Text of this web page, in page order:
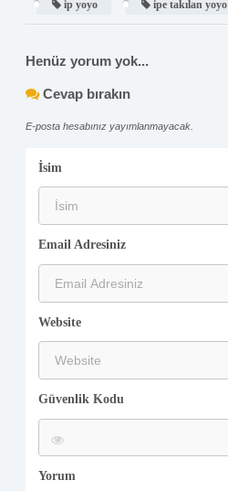
ip yoyo ipe takılan yoyo
Henüz yorum yok...
Cevap bırakın
E-posta hesabınız yayımlanmayacak.
İsim
Email Adresiniz
Website
Güvenlik Kodu
Yorum